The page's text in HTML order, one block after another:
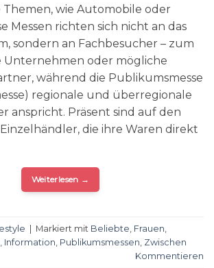
Themen, wie Automobile oder
Messen richten sich nicht an das
sondern an Fachbesucher – zum
Unternehmen oder mögliche
während die Publikumsmesse
regionale und überregionale
anspricht. Präsent sind auf den
die ihre Waren direkt
Weiterlesen →
| Markiert mit Beliebte Frauen
Information Publikumsmessen Zwischen
Kommentieren